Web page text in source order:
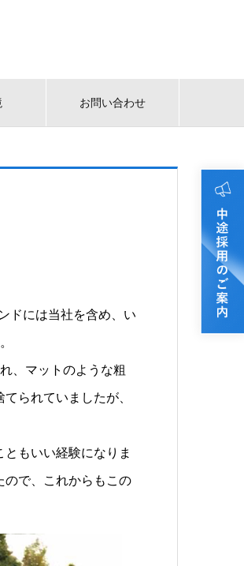
お問い合わせ
ドには当社を含め、い
、マットのような粗
られていましたが、
もいい経験になりま
ので、これからもこの